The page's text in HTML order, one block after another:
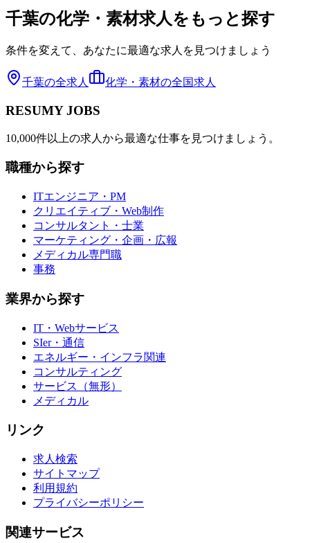
千葉の化学・素材求人をもっと探す
条件を変えて、あなたに最適な求人を見つけましょう
千葉の全求人 化学・素材の全国求人
RESUMY JOBS
10,000件以上の求人から最適な仕事を見つけましょう。
職種から探す
ITエンジニア・PM
クリエイティブ・Web制作
コンサルタント・士業
マーケティング・企画・広報
メディカル専門職
事務
業界から探す
IT・Webサービス
SIer・通信
エネルギー・インフラ関連
コンサルティング
サービス（無形）
メディカル
リンク
求人検索
サイトマップ
利用規約
プライバシーポリシー
関連サービス